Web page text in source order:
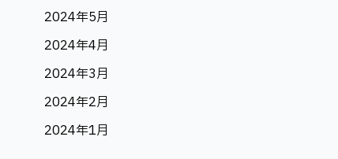
2024年5月
2024年4月
2024年3月
2024年2月
2024年1月